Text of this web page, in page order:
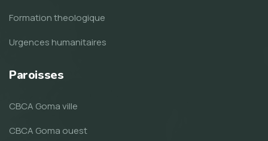
Formation theologique
Urgences humanitaires
Paroisses
CBCA Goma ville
CBCA Goma ouest